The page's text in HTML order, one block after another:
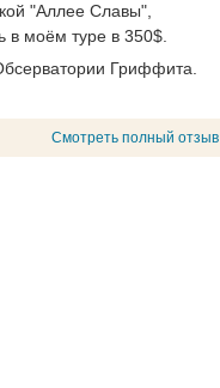
"Аллее Славы",
в моём туре в 350$.
Гриффита.
Смотреть полный отзыв